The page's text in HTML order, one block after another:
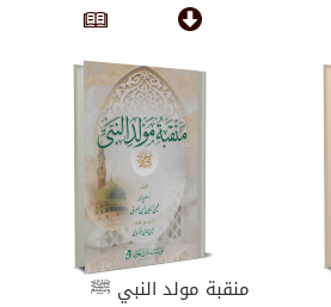
منقبة مولد النبي ﷺ